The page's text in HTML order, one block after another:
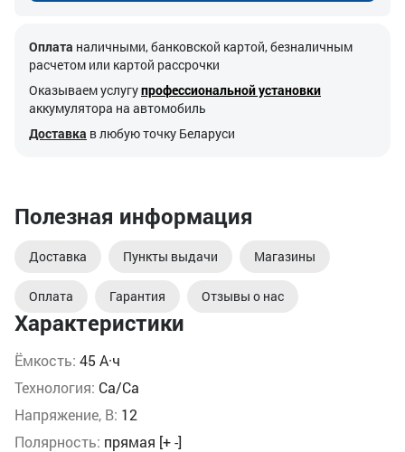
Характеристики
Ёмкость: 45 А·ч
Технология: Ca/Ca
Напряжение, В: 12
Полярность: прямая [+ -]
Оплата наличными, банковской картой, безналичным
расчетом или картой рассрочки
Оказываем услугупрофессиональной установки
аккумулятора на автомобиль
Доставка в любую точку Беларуси
Полезная информация
Доставка Пункты выдачи Магазины
Оплата Гарантия Отзывы о нас